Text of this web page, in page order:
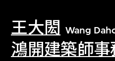
王大閎 Wang
鴻開建築師事